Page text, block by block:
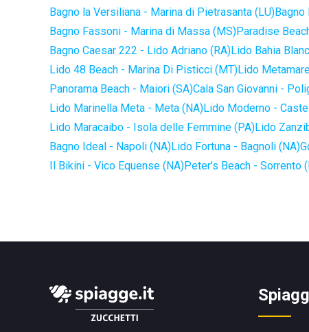
Bagno la Versiliana - Marina di Pietrasanta (LU)Bagno
Bagno Fassoni - Marina di Massa (MS)Paradise
Bagno Caesar 222 - Lido Adriano (RA)Lido Bahia
Lido 48 Beach - Marina Di Pisticci (MT)Lido
Panorama Beach - Maiori (SA)Cala San Giovanni -
Lido Marinella Meta - Meta (NA)Lido Moderno -
Lido Maracaibo - Isola delle Femmine (PA)Lido
Bagno Ideal - Napoli (NA)Lido Fortuna - Bagnoli (NA)
Il Bikini - Vico Equense (NA)Peter's Beach - Sorrento